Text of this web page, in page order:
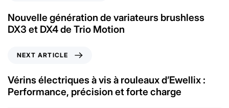
Nouvelle génération de variateurs brushless
DX3 et DX4 de Trio Motion
NEXT ARTICLE
Vérins électriques à vis à rouleaux d’Ewellix :
Performance, précision et forte charge